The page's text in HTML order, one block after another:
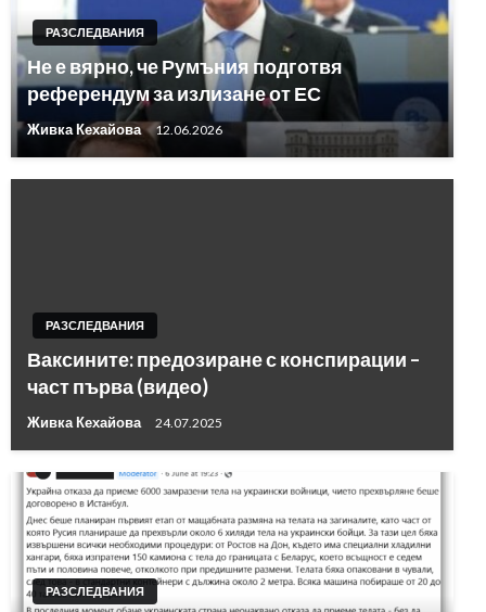
РАЗСЛЕДВАНИЯ
Не е вярно, че Румъния подготвя
референдум за излизане от ЕС
Живка Кехайова 12.06.2026
РАЗСЛЕДВАНИЯ
Ваксините: предозиране с конспирации –
част първа (видео)
Живка Кехайова 24.07.2025
РАЗСЛЕДВАНИЯ